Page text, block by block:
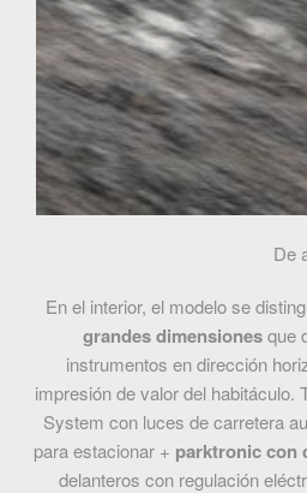
De
En el interior, el modelo se
grandes dimensionesque
instrumentos en dirección
impresión de valor del habitáculo.
System con luces de carretera
para estacionar + parktronic con
delanteros con regulación